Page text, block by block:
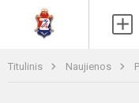
Titulinis Naujienos